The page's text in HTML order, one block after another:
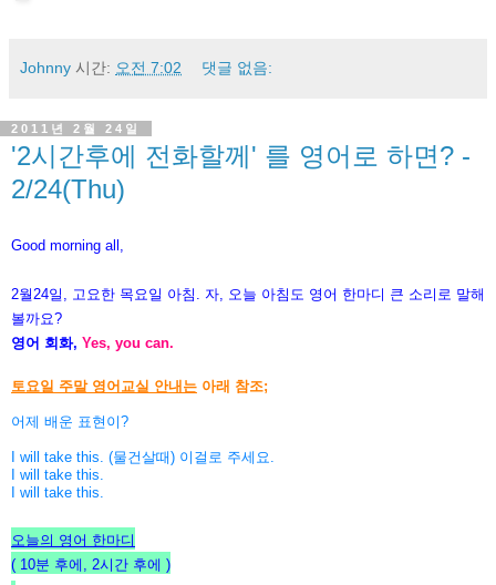
Johnny 시간: 오전 7:02 댓글 없음:
2011년 2월 24일
'2시간후에 전화할께' 를 영어로 하면? -
2/24(Thu)
Good morning all,
2월24일, 고요한 목요일 아침. 자, 오늘 아침도 영어 한마디 큰 소리로 말해
볼까요?
영어 회화, Yes, you can.
토요일 주말 영어교실 안내는 아래 참조;
어제 배운 표현이?
I will take this. (물건살때) 이걸로 주세요.
I will take this.
I will take this.
오늘의 영어 한마디
( 10분 후에, 2시간 후에 )